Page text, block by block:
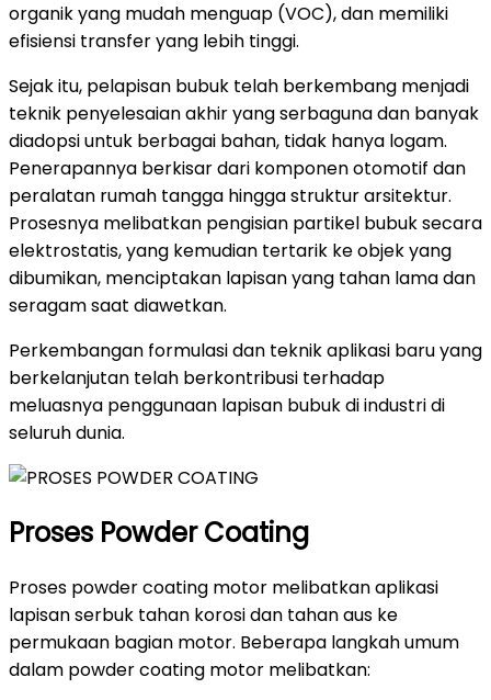
organik yang mudah menguap (VOC), dan memiliki
efisiensi transfer yang lebih tinggi.
Sejak itu, pelapisan bubuk telah berkembang menjadi
teknik penyelesaian akhir yang serbaguna dan banyak
diadopsi untuk berbagai bahan, tidak hanya logam.
Penerapannya berkisar dari komponen otomotif dan
peralatan rumah tangga hingga struktur arsitektur.
Prosesnya melibatkan pengisian partikel bubuk secara
elektrostatis, yang kemudian tertarik ke objek yang
dibumikan, menciptakan lapisan yang tahan lama dan
seragam saat diawetkan.
Perkembangan formulasi dan teknik aplikasi baru yang
berkelanjutan telah berkontribusi terhadap
meluasnya penggunaan lapisan bubuk di industri di
seluruh dunia.
Proses Powder Coating
Proses powder coating motor melibatkan aplikasi
lapisan serbuk tahan korosi dan tahan aus ke
permukaan bagian motor. Beberapa langkah umum
dalam powder coating motor melibatkan: